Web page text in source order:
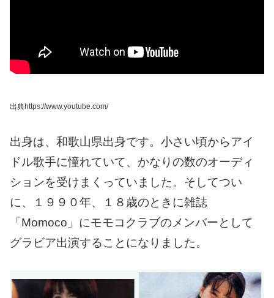
出典https://www.youtube.com/
出身は、和歌山県出身です。 小さい頃からアイ
ドル歌手に憧れていて、かなりの数のオーディ
ションを受けまくっていました。 そしてつい
に、１９９０年、１８歳のときに雑誌
「Momoco」にモモコクラブのメンバーとして
グラビア出演することになりました。